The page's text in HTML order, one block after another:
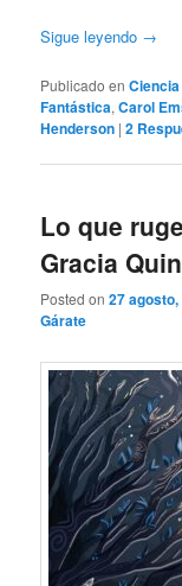
Sigue leyendo →
Publicado en
Fantástica,Carol
Henderson |2
Lo que
Gracia
Posted on27
Gárate